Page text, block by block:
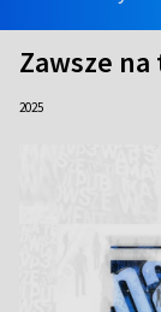
Zawsze
2025